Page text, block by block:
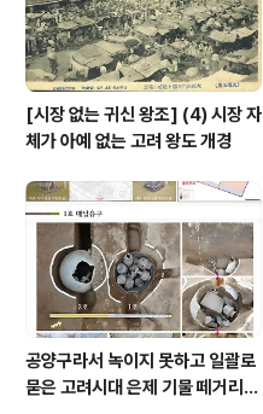
민족중흥의 역사적 사명만 가르치는 ..
[시장 없는 귀신 왕조] (4) 시장 자
체가 아예 없는 고려 왕도 개경
공양구라서 녹이지 못하고 일괄로
묻은 고려시대 은제 기물 떼거리로